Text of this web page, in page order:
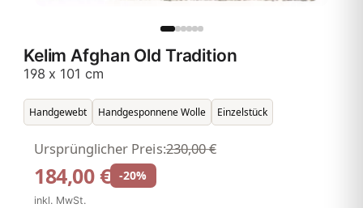
Kelim Afghan Old Tradition
198 x 101 cm
Handgewebt Handgesponnene Wolle Einzelstück
184,00 €
Ursprünglicher Preis:230,00 €
-20%
inkl. MwSt.